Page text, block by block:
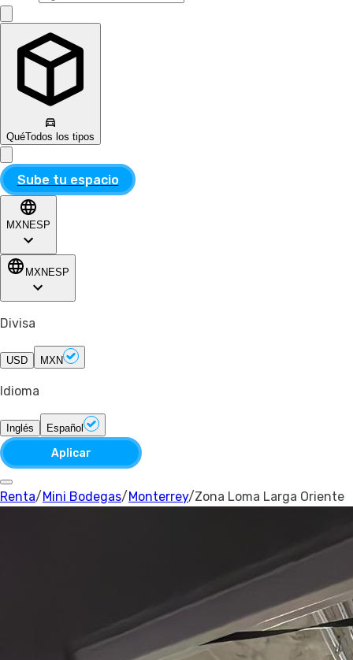
QuéTodos los tipos
Sube tu espacio
MXN ESP
MXN ESP
Divisa
USD MXN
Idioma
Inglés Español
Aplicar
Renta/Mini Bodegas/Monterrey/Zona Loma Larga Oriente